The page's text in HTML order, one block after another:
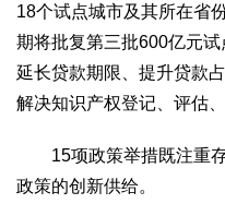
18个试点城市及其所在省
期将批复第三批600亿元
延长贷款期限、提升贷款
解决知识产权登记、评估
15项政策举措既注重存
政策的创新供给。